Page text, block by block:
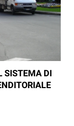
SISTEMA DI